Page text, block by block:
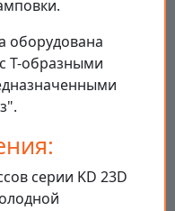
оборудована
Т-образными
серии KD 23D